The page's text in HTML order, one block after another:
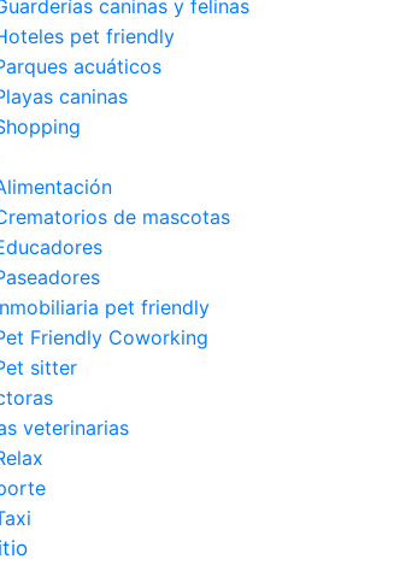
caninas y felinas
pet friendly
acuáticos
caninas
de mascotas
pet friendly
Friendly Coworking
sitter
veterinarias